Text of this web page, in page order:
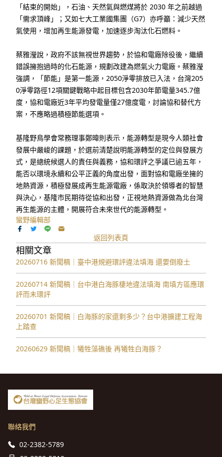
「結束的開始」，石油、天然氣與燃煤將於 2030 年之前越過
「需求頂峰」；又如七大工業國集團（G7）亦呼籲：減少天然
氣使用，增加再生能源發電，加速逐步淘汰化石燃料。
蔡雅瀅說，政府不該無視世界趨勢，於協和電廠除役後，繼續
錯誤擁抱過時的化石能源，規劃改建為燃氣火力電廠。蔡雅瀅
強調，「節能」是第一能源，2050淨零排放已入法，台灣205
0淨零路徑12項關鍵戰略中起目標包含2030年節電量345.7億
度，協和電廠近3年平均發電量僅27億度電，討論協和替代方
案，不應略過積極節能選項。
基隆野鳥學會常務理事鄭暐則表示，能源轉型是現今人類社會
發展中嚴峻的課題，於選前清楚說明能源轉型的定位與發展方
式，是總統候選人的責任與義務，協和環評之爭議已逾五年，
能否以環境永續和公平正義的角度出發，面對協和電廠坐擁的
地熱資源，積極發展成再生能源電廠，係取決於領導者的智慧
與決心，基隆市民期待從協和出發，正視地熱資源做為北台灣
再生能源的主體，開展符合未來世代的能源轉型。
蠻野編輯部
返回列表頁
相關文章
20260716 新聞稿｜臺中港規避環評違法填海 還要倒廢土
20260714 新聞稿｜台中港白海豚棲地違法填海 南填方區應環
評而未環評
20260701 新聞稿｜白海豚的家還剩多少？台中港擴建工程海
上踏查
20260629 新聞稿｜犧牲藻礁後 再犧牲白海豚？
聯絡我們
02-2382-5789